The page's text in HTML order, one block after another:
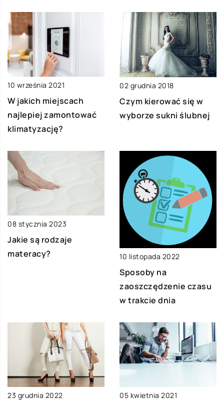
10 września 2021
W jakich miejscach
najlepiej zamontować
klimatyzację?
02 grudnia 2018
Czym kierować się w
wyborze sukni ślubnej
08 stycznia 2023
Jakie są rodzaje
materacy?
10 listopada 2022
Sposoby na
zaoszczędzenie czasu
w trakcie dnia
23 grudnia 2022 05 kwietnia 2021